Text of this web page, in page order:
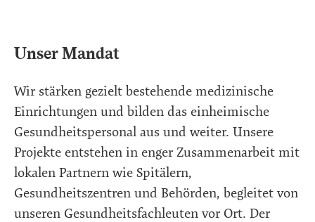
Unser Mandat
Wir stärken gezielt bestehende medizinische
Einrichtungen und bilden das einheimische
Gesundheitspersonal aus und weiter. Unsere
Projekte entstehen in enger Zusammenarbeit mit
lokalen Partnern wie Spitälern,
Gesundheitszentren und Behörden, begleitet von
unseren Gesundheitsfachleuten vor Ort. Der